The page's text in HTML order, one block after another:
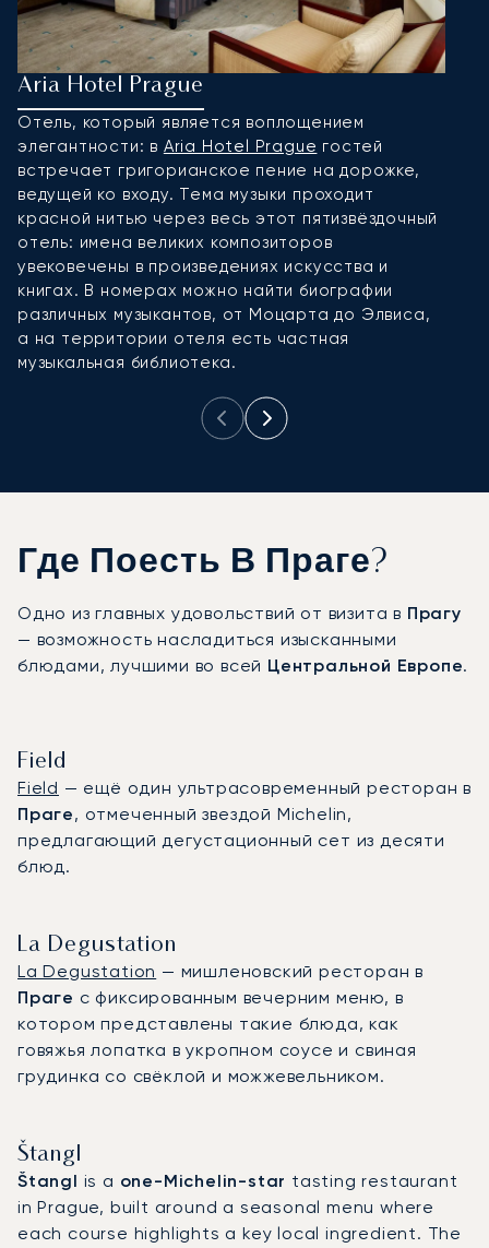
Aria Hotel Prague
Отель, который является воплощением
элегантности: в Aria Hotel Prague гостей
встречает григорианское пение на дорожке,
ведущей ко входу. Тема музыки проходит
красной нитью через весь этот пятизвёздочный
отель: имена великих композиторов
увековечены в произведениях искусства и
книгах. В номерах можно найти биографии
различных музыкантов, от Моцарта до Элвиса,
а на территории отеля есть частная
музыкальная библиотека.
Где Поесть В Праге?
Одно из главных удовольствий от визита в Прагу
— возможность насладиться изысканными
блюдами, лучшими во всей Центральной Европе.
Field
Field — ещё один ультрасовременный ресторан в
Праге, отмеченный звездой Michelin,
предлагающий дегустационный сет из десяти
блюд.
La Degustation
La Degustation — мишленовский ресторан в
Праге с фиксированным вечерним меню, в
котором представлены такие блюда, как
говяжья лопатка в укропном соусе и свиная
грудинка со свёклой и можжевельником.
Štangl‍
Štangl is a one-Michelin-star tasting restaurant
in Prague, built around a seasonal menu where
each course highlights a key local ingredient. The